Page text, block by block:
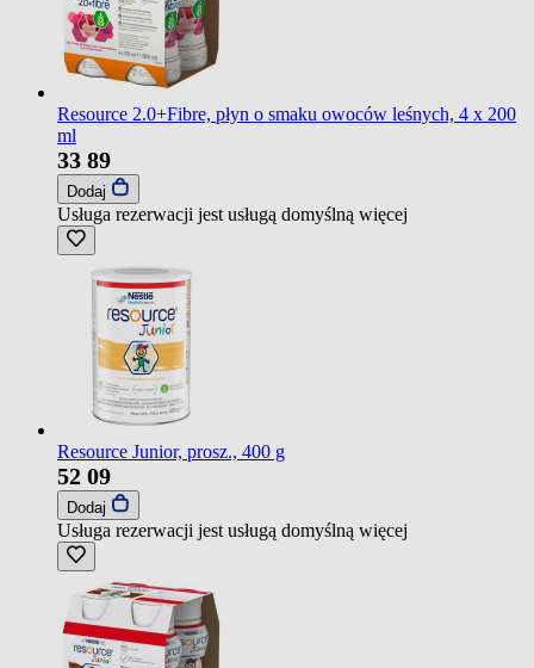
Resource 2.0+Fibre, płyn o smaku owoców leśnych, 4 x 200
ml
33 89
Dodaj
Usługa rezerwacji jest usługą domyślną więcej
Resource Junior, prosz., 400 g
52 09
Dodaj
Usługa rezerwacji jest usługą domyślną więcej